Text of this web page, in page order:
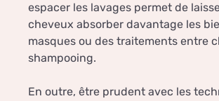
espacer les lavages permet de
cheveux absorber davantage les
masques ou des traitements entre
shampooing.
En outre, être prudent avec les